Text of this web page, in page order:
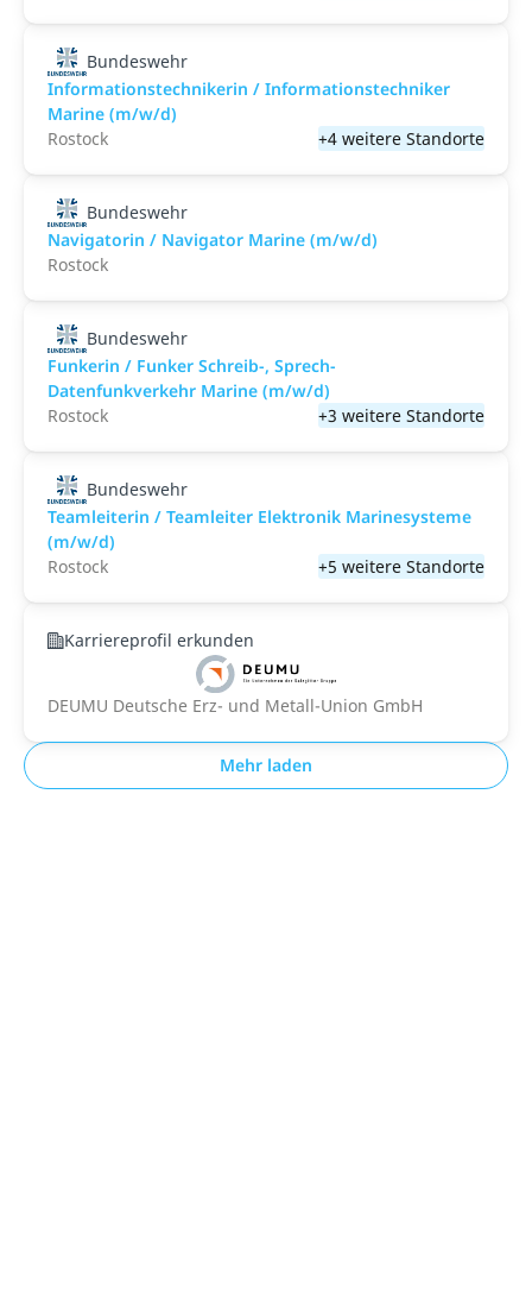
Bundeswehr
Informationstechnikerin / Informationstechniker
Marine (m/w/d)
Rostock
+4 weitere Standorte
Bundeswehr
Navigatorin / Navigator Marine (m/w/d)
Rostock
Bundeswehr
Funkerin / Funker Schreib-, Sprech-
Datenfunkverkehr Marine (m/w/d)
Rostock
+3 weitere Standorte
Bundeswehr
Teamleiterin / Teamleiter Elektronik Marinesysteme
(m/w/d)
Rostock
+5 weitere Standorte
Karriereprofil erkunden
DEUMU Deutsche Erz- und Metall-Union GmbH
Mehr laden